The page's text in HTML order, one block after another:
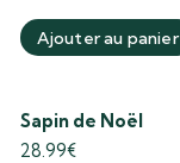
Ajouter au panier
Sapin de Noël
28.99€